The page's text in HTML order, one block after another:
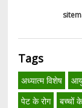
Tags
अध्यात्म विशेष
पेट के रोग
बच्चों